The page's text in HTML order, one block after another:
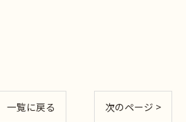
一覧に戻る 次のページ >